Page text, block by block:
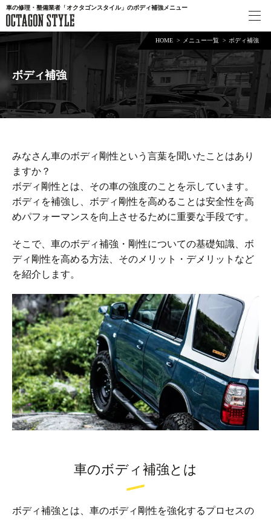
車の修理・整備業者「オクタゴンスタイル」のボディ補強メニュー
ボディ補強
HOME メニュー一覧 ボディ補強
みなさん車のボディ剛性という言葉を聞いたことはあり
ますか？
ボディ剛性とは、その車の強度のことを示しています。
ボディを補強し、ボディ剛性を高めることは安全性を高
めパフォーマンスを向上させるために重要な手段です。
そこで、車のボディ補強・剛性についての基礎知識、ボ
ディ剛性を高める方法、そのメリット・デメリットなど
を紹介します。
車のボディ補強とは
ボディ補強とは、車のボディ剛性を強化するプロセスの